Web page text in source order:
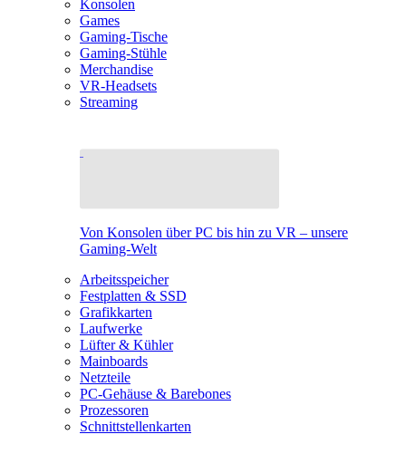
Konsolen
Games
Gaming-Tische
Gaming-Stühle
Merchandise
VR-Headsets
Streaming
Von Konsolen über PC bis hin zu VR – unsere
Gaming-Welt
Arbeitsspeicher
Festplatten & SSD
Grafikkarten
Laufwerke
Lüfter & Kühler
Mainboards
Netzteile
PC-Gehäuse & Barebones
Prozessoren
Schnittstellenkarten